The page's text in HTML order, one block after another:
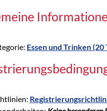
Essen und Trinken (20